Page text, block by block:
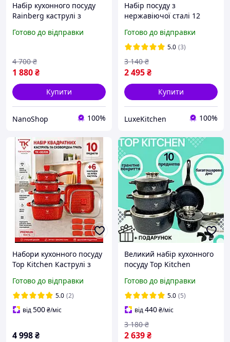
Набір кухонного посуду
Rainberg каструлі з
предметів
Готово до відправки
1 880₴
4 700 ₴
Купити
NanoShop 100%
Набір посуду з
нержавіючої сталі 12
Сріблястий / Кухонний
набір каструль зі
сковородою
Готово до відправки
5.0 (3)
2 495₴
3 140 ₴
Купити
LuxeKitchen 100%
Набори кухонного посуду
Top Kitchen Каструлі з
на ручки Комплект
каструль для всіх типів
плит 10 предметів
Готово до відправки
5.0 (2)
від500₴/міс
4 998₴
Великий набір кухонного
посуду Top Kitchen
гранітним покриттям
Набір каструль з
багатошаровим дном
Готово до відправки
5.0 (5)
від440₴/міс
2 639₴
3 180 ₴